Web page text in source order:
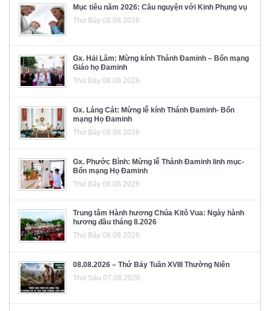
Mục tiêu năm 2026: Cầu nguyện với Kinh Phụng vụ
Thứ Bảy 08.08.2026
Gx. Hải Lâm: Mừng kính Thánh Đaminh – Bổn mạng
Giáo họ Đaminh
Thứ Bảy 08.08.2026
Gx. Láng Cát: Mừng lễ kính Thánh Đaminh- Bổn
mạng Họ Đaminh
Thứ Bảy 08.08.2026
Gx. Phước Bình: Mừng lễ Thánh Đaminh linh mục-
Bổn mạng Họ Đaminh
Thứ Bảy 08.08.2026
Trung tâm Hành hương Chúa Kitô Vua: Ngày hành
hương đầu tháng 8.2026
Thứ Bảy 08.08.2026
08.08.2026 – Thứ Bảy Tuần XVIII Thường Niên
Thứ Sáu 07.08.2026